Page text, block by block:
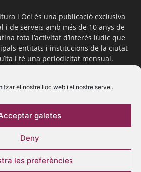
el nostre lloc web i el nostre servei.
galetes
Deny
les preferències
i Oci és una publicació exclusiva
i de serveis amb més de 10 anys de
tota l’activitat d’interès lúdic que
entitats i institucions de la ciutat
i té una periodicitat mensual.
Segueix-nos